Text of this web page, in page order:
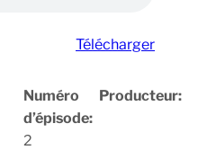
Télécharger
Numéro
d’épisode:
2
Producteur: